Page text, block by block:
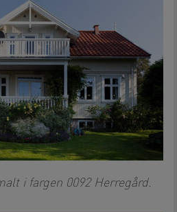
i fargen 0092 Herregård.